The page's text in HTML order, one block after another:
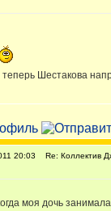
Шестакова
20:03 Re: Коллектив
моя дочь